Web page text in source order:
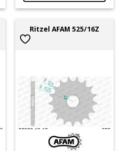
Ritzel AFAM 525/16Z